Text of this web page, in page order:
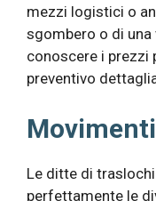
mezzi logistici o
sgombero o di
conoscere i prezzi
preventivo
Le ditte di
perfettamente le